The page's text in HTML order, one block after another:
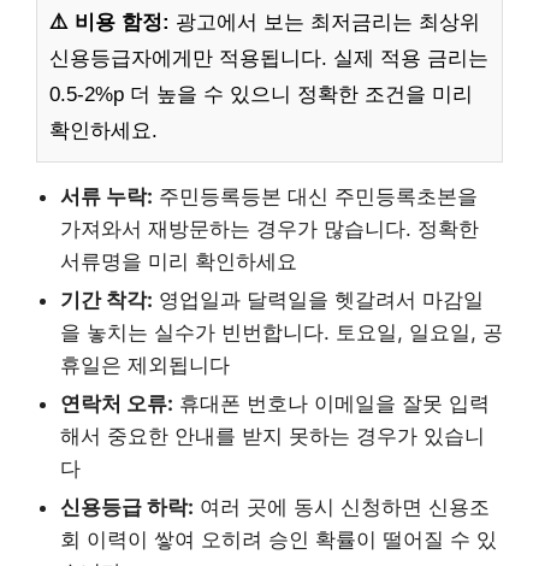
⚠️ 비용 함정: 광고에서 보는 최저금리는 최상위
신용등급자에게만 적용됩니다. 실제 적용 금리는
0.5-2%p 더 높을 수 있으니 정확한 조건을 미리
확인하세요.
서류 누락: 주민등록등본 대신 주민등록초본을
가져와서 재방문하는 경우가 많습니다. 정확한
서류명을 미리 확인하세요
기간 착각: 영업일과 달력일을 헷갈려서 마감일
을 놓치는 실수가 빈번합니다. 토요일, 일요일, 공
휴일은 제외됩니다
연락처 오류: 휴대폰 번호나 이메일을 잘못 입력
해서 중요한 안내를 받지 못하는 경우가 있습니
다
신용등급 하락: 여러 곳에 동시 신청하면 신용조
회 이력이 쌓여 오히려 승인 확률이 떨어질 수 있